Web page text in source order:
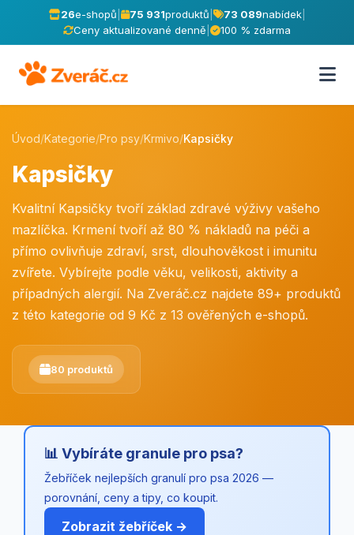
26e-shopů 75 931produktů 73 089nabídek|
Ceny aktualizované denně
100 % zdarma
Úvod/Kategorie/Pro psy/Krmivo/Kapsičky
Kapsičky
Kvalitní Kapsičky tvoří základ zdravé výživy vašeho
mazlíčka. Krmení tvoří až 80 % nákladů na péči a
přímo ovlivňuje zdraví, srst, dlouhověkost i imunitu
zvířete. Vybírejte podle věku, velikosti, aktivity a
případných alergií. Na Zveráč.cz najdete 89+ produktů
z této kategorie od 9 Kč z 13 ověřených e-shopů.
80 produktů
📊 Vybíráte granule pro psa?
Žebříček nejlepších granulí pro psa 2026 —
porovnání, ceny a tipy, co koupit.
Zobrazit žebříček →